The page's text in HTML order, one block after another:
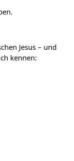
Jesus – und
kennen: